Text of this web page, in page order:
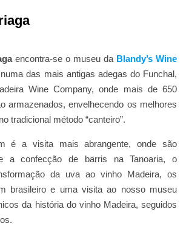
encontra-se o museu da Blandy’s Wine
das mais antigas adegas do Funchal,
Wine Company, onde mais de 650
armazenados, envelhecendo os melhores
tradicional método “canteiro”.
é a visita mais abrangente, onde são
a confecção de barris na Tanoaria, o
da uva ao vinho Madeira, os
brasileiro e uma visita ao nosso museu
da história do vinho Madeira, seguidos